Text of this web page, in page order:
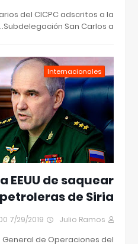
del CICPC adscritos a la
Subdelegación San Carlos a…
Internacionales
EEUU de saquear
de Siria
Julio Ramos 7/29/2019 06:10:00 م
General de Operaciones del